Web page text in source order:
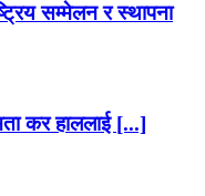
सम्मेलन र स्थापना
कर हाललाई [...]